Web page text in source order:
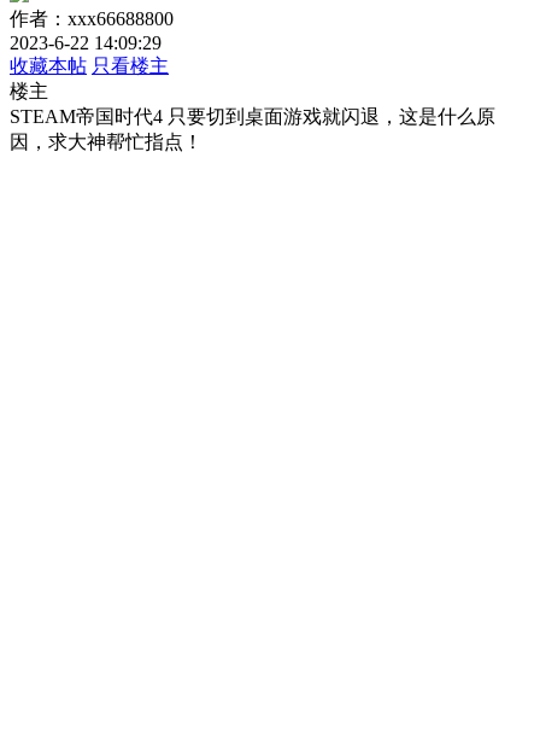
作者：xxx66688800
2023-6-22 14:09:29
收藏本帖 只看楼主
楼主
STEAM帝国时代4 只要切到桌面游戏就闪退，这是什么原
因，求大神帮忙指点！